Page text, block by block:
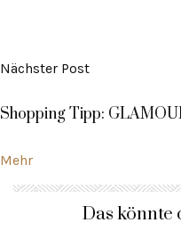
Nächster Post
Shopping Tipp:
Mehr
Das